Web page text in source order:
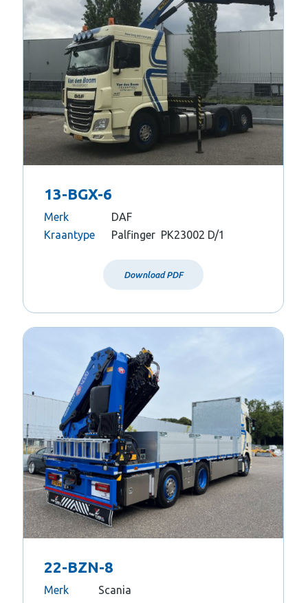
13-BGX-6
Merk
DAF
Kraantype
Palfinger PK23002 D/1
Download PDF
22-BZN-8
Merk
Scania